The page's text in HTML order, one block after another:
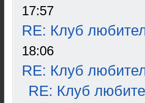
17:57
RE: Клуб
18:06
RE: Клуб
RE: Клуб